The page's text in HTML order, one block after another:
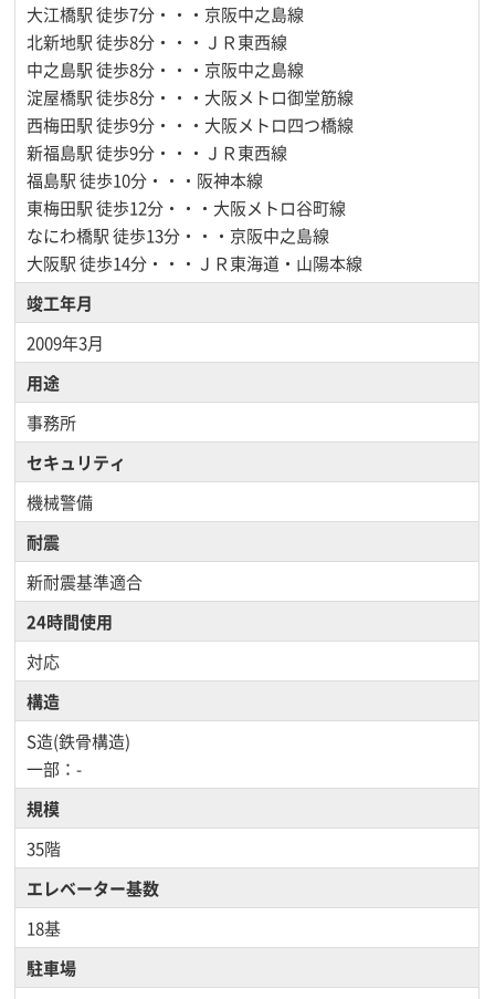
大江橋駅徒歩7分・・・京阪中之島線
北新地駅徒歩8分・・・ＪＲ東西線
中之島駅徒歩8分・・・京阪中之島線
淀屋橋駅徒歩8分・・・大阪メトロ御堂筋線
西梅田駅徒歩9分・・・大阪メトロ四つ橋線
新福島駅徒歩9分・・・ＪＲ東西線
福島駅徒歩10分・・・阪神本線
東梅田駅徒歩12分・・・大阪メトロ谷町線
なにわ橋駅徒歩13分・・・京阪中之島線
大阪駅徒歩14分・・・ＪＲ東海道・山陽本線
竣工年月
2009年3月
用途
事務所
セキュリティ
機械警備
耐震
新耐震基準適合
24時間使用
対応
構造
S造(鉄骨構造)
一部：-
規模
35階
エレベーター基数
18基
駐車場